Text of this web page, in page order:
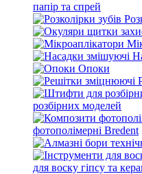
папір та спрей
Опоки
розбірних моделей
фотополімерні Bredent
для воску гіпсу та